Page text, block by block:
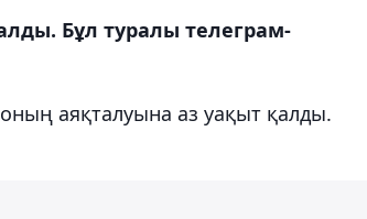
Бұл туралы телеграм-
аяқталуына аз уақыт қалды.